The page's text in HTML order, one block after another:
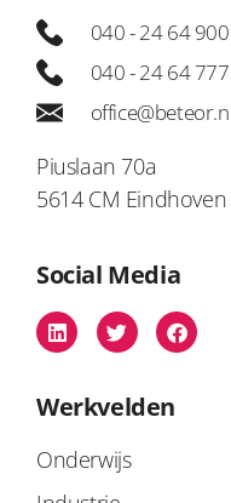
040 - 24 64 900
040 - 24 64 777
Piuslaan 70a
5614 CM Eindhoven
Social Media
Werkvelden
Onderwijs